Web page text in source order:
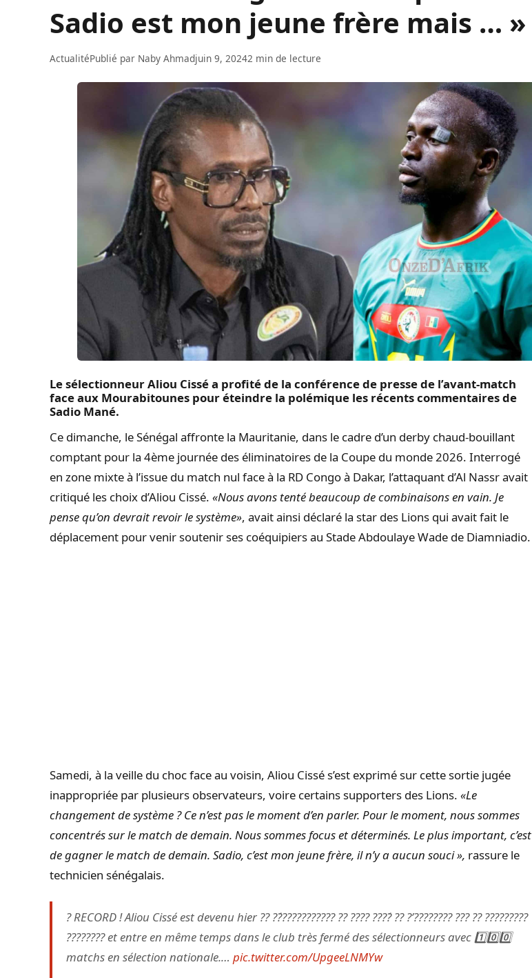
Sadio est mon jeune frère mais … »
ActualitéPublié par Naby Ahmadjuin 9, 20242 min de lecture
Le sélectionneur Aliou Cissé a profité de la conférence de presse de l’avant-match
face aux Mourabitounes pour éteindre la polémique les récents commentaires de
Sadio Mané.
Ce dimanche, le Sénégal affronte la Mauritanie, dans le cadre d’un derby chaud-bouillant
comptant pour la 4ème journée des éliminatoires de la Coupe du monde 2026. Interrogé
en zone mixte à l’issue du match nul face à la RD Congo à Dakar, l’attaquant d’Al Nassr avait
critiqué les choix d’Aliou Cissé. «Nous avons tenté beaucoup de combinaisons en vain. Je
pense qu’on devrait revoir le système», avait ainsi déclaré la star des Lions qui avait fait le
déplacement pour venir soutenir ses coéquipiers au Stade Abdoulaye Wade de Diamniadio.
Samedi, à la veille du choc face au voisin, Aliou Cissé s’est exprimé sur cette sortie jugée
inappropriée par plusieurs observateurs, voire certains supporters des Lions. «Le
changement de système ? Ce n’est pas le moment d’en parler. Pour le moment, nous sommes
concentrés sur le match de demain. Nous sommes focus et déterminés. Le plus important, c’est
de gagner le match de demain. Sadio, c’est mon jeune frère, il n’y a aucun souci », rassure le
technicien sénégalais.
? RECORD ! Aliou Cissé est devenu hier ?? ??́??????????? ?? ???? ????́ ?? ?’???????? ??? ?? ?????????
???????? et entre en même temps dans le club très fermé des sélectionneurs avec 1️⃣0️⃣0️⃣
matchs en sélection nationale.… pic.twitter.com/UpgeeLNMYw